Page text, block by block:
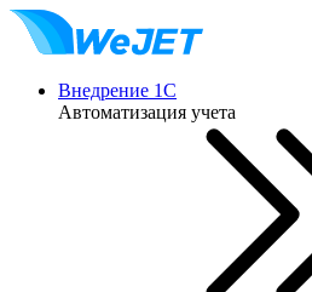
Внедрение 1С
Автоматизация учета